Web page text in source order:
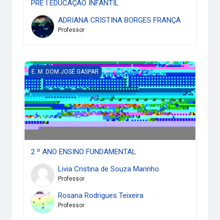
PRÉ I EDUCAÇÃO INFANTIL
ADRIANA CRISTINA BORGES FRANÇA
Professor
2 º ANO ENSINO FUNDAMENTAL
E. M. DOM JOSÉ GASPAR
2 º ANO ENSINO FUNDAMENTAL
Livia Cristina de Souza Marinho
Professor
Rosana Rodrigues Teixeira
Professor